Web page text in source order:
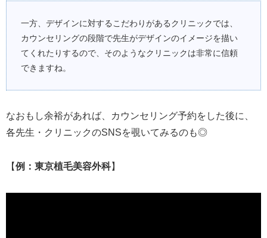
一方、デザインに対するこだわりがあるクリニックでは、
カウンセリングの段階で先生がデザインのイメージを描い
てくれたりするので、そのようなクリニックは非常に信頼
できますね。
なおもし余裕があれば、カウンセリング予約をした後に、
各先生・クリニックのSNSを覗いてみるのも◎
【例：東京植毛美容外科】